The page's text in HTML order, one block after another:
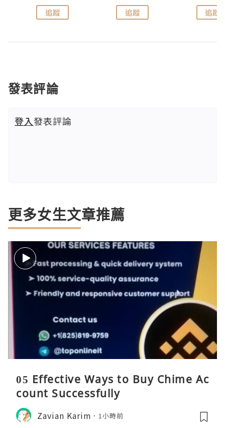
追蹤 追蹤 追蹤
發表評論
登入發表評論
更多女生文章推薦
05 Effective Ways to Buy Chime Ac
count Successfully
Zavian Karim 1小時前